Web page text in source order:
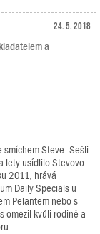
24. 5. 2018
a
smíchem Steve. Sešli
lety usídlilo Stevovo
2011, hrává
Daily Specials u
Pelantem nebo s
omezil kvůli rodině a